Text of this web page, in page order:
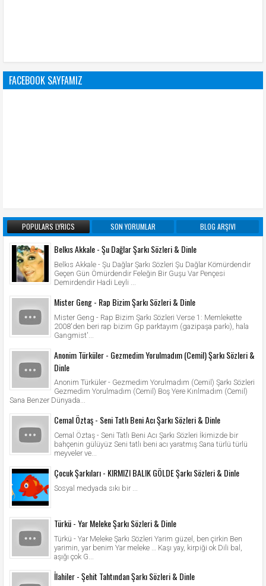
FACEBOOK SAYFAMIZ
POPULARS LYRICS SON YORUMLAR BLOG ARŞIVI
Belkıs Akkale - Şu Dağlar Şarkı Sözleri & Dinle
Belkıs Akkale - Şu Dağlar Şarkı Sözleri Şu Dağlar Kömürdendir
Geçen Gün Ömürdendir Feleğin Bir Guşu Var Pençesi
Demirdendir Hadi Leyli ...
Mister Geng - Rap Bizim Şarkı Sözleri & Dinle
Mister Geng - Rap Bizim Şarkı Sözleri Verse 1: Memlekette
2008'den beri rap bizim Gp parktayım (gazipaşa parkı), hala
Gangmist'...
Anonim Türküler - Gezmedim Yorulmadım (Cemil) Şarkı Sözleri &
Dinle
Anonim Türküler - Gezmedim Yorulmadım (Cemil) Şarkı Sözleri
Gezmedim Yorulmadım (Cemil) Boş Yere Kırılmadım (Cemil)
Sana Benzer Dünyada...
Cemal Öztaş - Seni Tatlı Beni Acı Şarkı Sözleri & Dinle
Cemal Öztaş - Seni Tatlı Beni Acı Şarkı Sözleri İkimizde bir
bahçenin gülüyüz Seni tatlı beni acı yaratmış Sana türlü türlü
meyveler ve...
Çocuk Şarkıları - KIRMIZI BALIK GÖLDE Şarkı Sözleri & Dinle
Sosyal medyada sıkı bir ...
Türkü - Yar Meleke Şarkı Sözleri & Dinle
Türkü - Yar Meleke Şarkı Sözleri Yarim güzel, ben çirkin Ben
yarimin, yar benim Yar meleke … Kaşı yay, kirpiği ok Dili bal,
aşığı çok G...
İlahiler - Şehit Tahtından Şarkı Sözleri & Dinle